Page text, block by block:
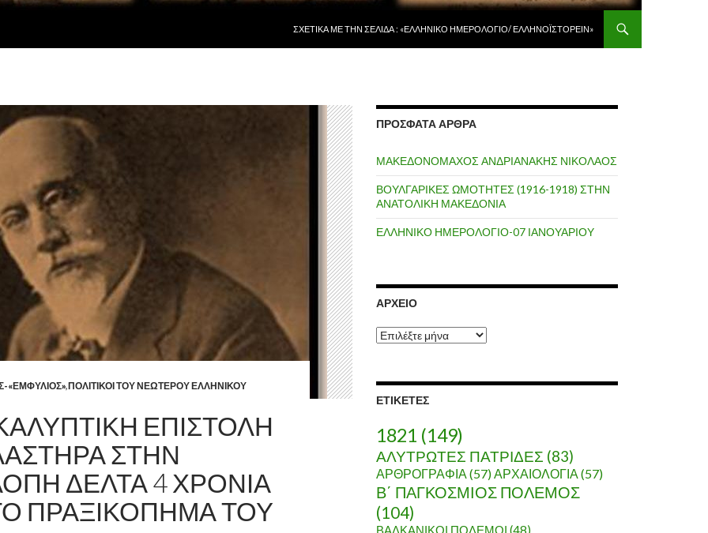
ΣΧΕΤΙΚᾺ ΜῈ ΤῊΝ ΣΕΛΊΔΑ : «ἙΛΛΗΝΙΚῸ ἩΜΕΡΟΛΌΓΙΟ/ ἙΛΛΗΝΟΪΣΤΟΡΕΙ͂Ν»
«ΕΜΦΥΛΙΟΣ»,ΠΟΛΙΤΙΚΟΙ ΤΟΥ ΝΕΩΤΕΡΟΥ ΕΛΛΗΝΙΚΟΥ
ΕΠΙΣΤΟΛΗ
ΣΤΗΝ
ΔΕΛΤΑ 4 ΧΡΟΝΙΑ
ΠΡΑΞΙΚΟΠΗΜΑ ΤΟΥ
ΠΡΌΣΦΑΤΑ ΆΡΘΡΑ
ΜΑΚΕΔΟΝΟΜΑΧΟΣ ΑΝΔΡΙΑΝΑΚΗΣ ΝΙΚΟΛΑΟΣ
ΒΟΥΛΓΑΡΙΚΕΣ ΩΜΟΤΗΤΕΣ (1916-1918) ΣΤΗΝ
ΑΝΑΤΟΛΙΚΗ ΜΑΚΕΔΟΝΙΑ
ΕΛΛΗΝΙΚΟ ΗΜΕΡΟΛΟΓΙΟ-07 ΙΑΝΟΥΑΡΙΟΥ
ΑΡΧΕΊΟ
Α
ρ
ο
ΕΤΙΚΈΤΕΣ
1821 (149)
ΑΛΥΤΡΩΤΕΣ ΠΑΤΡΙΔΕΣ (83)
ΑΡΘΡΟΓΡΑΦΙΑ(57)ΑΡΧΑΙΟΛΟΓΙΑ(57)
Β΄ ΠΑΓΚΟΣΜΙΟΣ ΠΟΛΕΜΟΣ
(104)
ΒΑΛΚΑΝΙΚΟΙ ΠΟΛΕΜΟΙ (48)